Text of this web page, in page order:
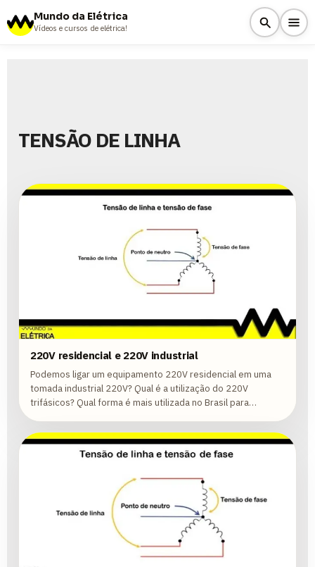
Mundo da Elétrica
Vídeos e cursos de elétrica!
TENSÃO DE LINHA
220V residencial e 220V industrial
Podemos ligar um equipamento 220V residencial em uma
tomada industrial 220V? Qual é a utilização do 220V
trifásicos? Qual forma é mais utilizada no Brasil para
geração, transmissão e...